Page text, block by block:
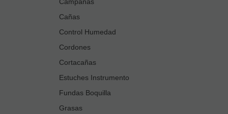
Cañas
Control Humedad
Cordones
Cortacañas
Estuches Instrumento
Fundas Boquilla
Grasas